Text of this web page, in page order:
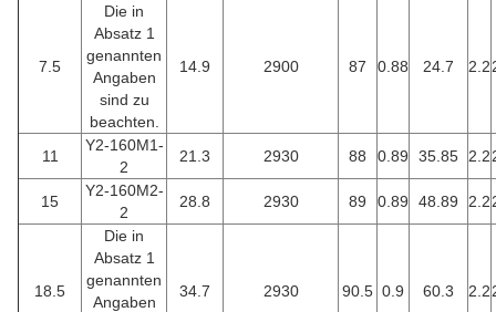
7.5
Die in
Absatz 1
genannten
Angaben
sind zu
beachten.
14.9 2900 87 0.88 24.7 2.2
11
Y2-160M1-
2
21.3 2930 88 0.89 35.85 2.2
15
Y2-160M2-
2
28.8 2930 89 0.89 48.89 2.2
18.5
Die in
Absatz 1
genannten
Angaben
34.7 2930 90.5 0.9 60.3 2.2